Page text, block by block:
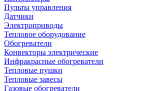
Пульты управления
Датчики
Электроприводы
Тепловое оборудование
Обогреватели
Конвекторы электрические
Инфракрасные обогреватели
Тепловые пушки
Тепловые завесы
Газовые обогреватели